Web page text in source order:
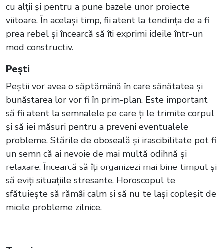
cu alții și pentru a pune bazele unor proiecte
viitoare. În același timp, fii atent la tendința de a fi
prea rebel și încearcă să îți exprimi ideile într-un
mod constructiv.
Pești
Peștii vor avea o săptămână în care sănătatea și
bunăstarea lor vor fi în prim-plan. Este important
să fii atent la semnalele pe care ți le trimite corpul
și să iei măsuri pentru a preveni eventualele
probleme. Stările de oboseală și irascibilitate pot fi
un semn că ai nevoie de mai multă odihnă și
relaxare. Încearcă să îți organizezi mai bine timpul și
să eviți situațiile stresante. Horoscopul te
sfătuiește să rămâi calm și să nu te lași copleșit de
micile probleme zilnice.